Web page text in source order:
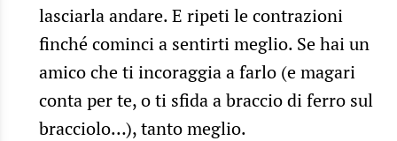
lasciarla andare. E ripeti le contrazioni
finché cominci a sentirti meglio. Se hai un
amico che ti incoraggia a farlo (e magari
conta per te, o ti sfida a braccio di ferro sul
bracciolo…), tanto meglio.